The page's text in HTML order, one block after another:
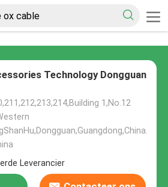
Technology Dongguan
1,No.12
Leverancier